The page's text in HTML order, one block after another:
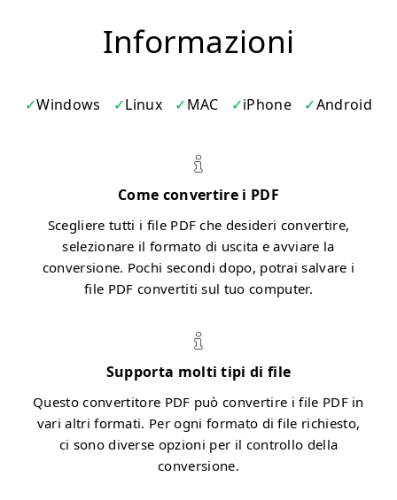
Informazioni
Windows Linux MAC iPhone Android
Come convertire i PDF
Scegliere tutti i file PDF che desideri convertire,
selezionare il formato di uscita e avviare la
conversione. Pochi secondi dopo, potrai salvare i
file PDF convertiti sul tuo computer.
Supporta molti tipi di file
Questo convertitore PDF può convertire i file PDF in
vari altri formati. Per ogni formato di file richiesto,
ci sono diverse opzioni per il controllo della
conversione.